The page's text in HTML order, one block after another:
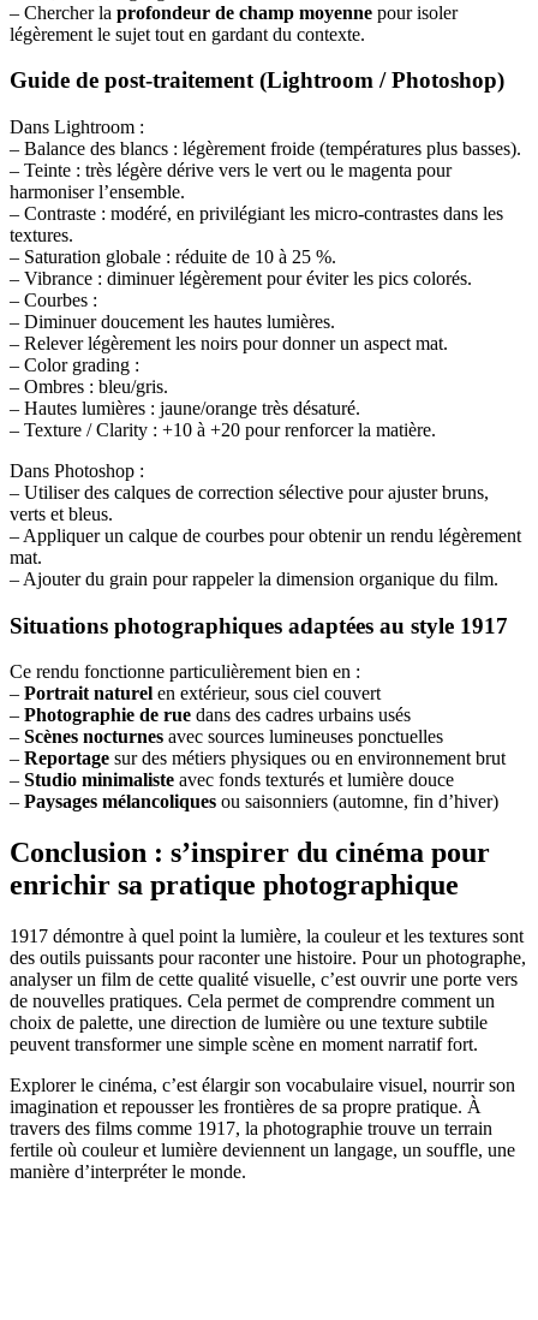
– Chercher la profondeur de champ moyenne pour isoler
légèrement le sujet tout en gardant du contexte.
Guide de post-traitement (Lightroom / Photoshop)
Dans Lightroom :
– Balance des blancs : légèrement froide (températures plus basses).
– Teinte : très légère dérive vers le vert ou le magenta pour
harmoniser l’ensemble.
– Contraste : modéré, en privilégiant les micro-contrastes dans les
textures.
– Saturation globale : réduite de 10 à 25 %.
– Vibrance : diminuer légèrement pour éviter les pics colorés.
– Courbes :
– Diminuer doucement les hautes lumières.
– Relever légèrement les noirs pour donner un aspect mat.
– Color grading :
– Ombres : bleu/gris.
– Hautes lumières : jaune/orange très désaturé.
– Texture / Clarity : +10 à +20 pour renforcer la matière.
Dans Photoshop :
– Utiliser des calques de correction sélective pour ajuster bruns,
verts et bleus.
– Appliquer un calque de courbes pour obtenir un rendu légèrement
mat.
– Ajouter du grain pour rappeler la dimension organique du film.
Situations photographiques adaptées au style 1917
Ce rendu fonctionne particulièrement bien en :
– Portrait naturel en extérieur, sous ciel couvert
– Photographie de rue dans des cadres urbains usés
– Scènes nocturnes avec sources lumineuses ponctuelles
– Reportage sur des métiers physiques ou en environnement brut
– Studio minimaliste avec fonds texturés et lumière douce
– Paysages mélancoliques ou saisonniers (automne, fin d’hiver)
Conclusion : s’inspirer du cinéma pour
enrichir sa pratique photographique
1917 démontre à quel point la lumière, la couleur et les textures sont
des outils puissants pour raconter une histoire. Pour un photographe,
analyser un film de cette qualité visuelle, c’est ouvrir une porte vers
de nouvelles pratiques. Cela permet de comprendre comment un
choix de palette, une direction de lumière ou une texture subtile
peuvent transformer une simple scène en moment narratif fort.
Explorer le cinéma, c’est élargir son vocabulaire visuel, nourrir son
imagination et repousser les frontières de sa propre pratique. À
travers des films comme 1917, la photographie trouve un terrain
fertile où couleur et lumière deviennent un langage, un souffle, une
manière d’interpréter le monde.